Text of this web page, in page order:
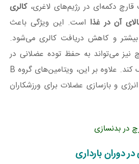
قارچ دکمه‌ای در رژیم‌های لاغری،کالری
آن در غذا است. این ویژگی باعث
و کاهش دریافت کالری می‌شود.
نیز می‌تواند به حفظ توده عضلانی در
دوران کاهش وزن کمک کند. علاوه بر این، ویتامین‌های گروه B
و بازسازی عضلات برای ورزشکاران
در بدنسازی
دوران بارداری